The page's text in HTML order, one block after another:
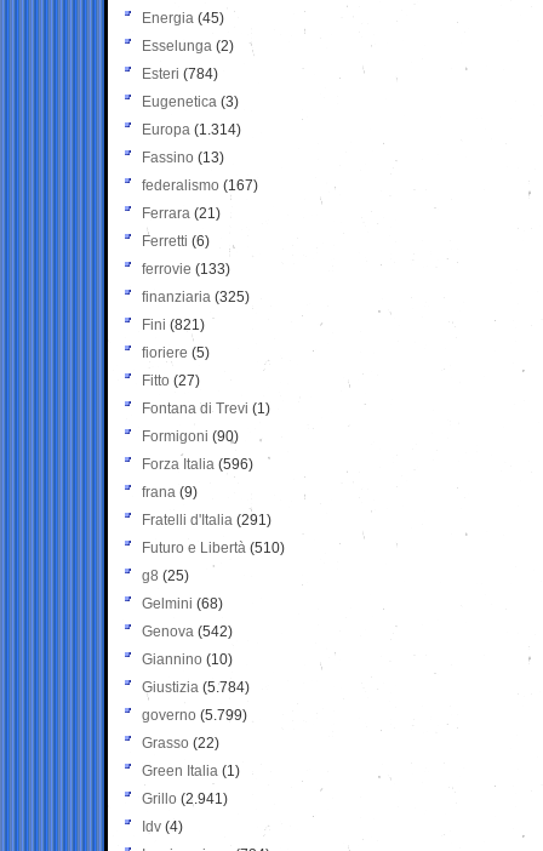
Energia (45)
Esselunga (2)
Esteri (784)
Eugenetica (3)
Europa (1.314)
Fassino (13)
federalismo (167)
Ferrara (21)
Ferretti (6)
ferrovie (133)
finanziaria (325)
Fini (821)
fioriere (5)
Fitto (27)
Fontana di Trevi (1)
Formigoni (90)
Forza Italia (596)
frana (9)
Fratelli d'Italia (291)
Futuro e Libertà (510)
g8 (25)
Gelmini (68)
Genova (542)
Giannino (10)
Giustizia (5.784)
governo (5.799)
Grasso (22)
Green Italia (1)
Grillo (2.941)
Idv (4)